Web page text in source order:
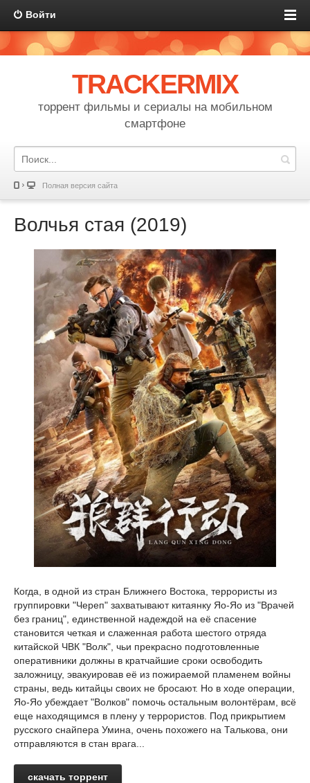
Войти
TRACKERMIX
торрент фильмы и сериалы на мобильном
смартфоне
Полная версия сайта
Волчья стая (2019)
Когда, в одной из стран Ближнего Востока, террористы из
группировки "Череп" захватывают китаянку Яо-Яо из "Врачей
без границ", единственной надеждой на её спасение
становится четкая и слаженная работа шестого отряда
китайской ЧВК "Волк", чьи прекрасно подготовленные
оперативники должны в кратчайшие сроки освободить
заложницу, эвакуировав её из пожираемой пламенем войны
страны, ведь китайцы своих не бросают. Но в ходе операции,
Яо-Яо убеждает "Волков" помочь остальным волонтёрам, всё
еще находящимся в плену у террористов. Под прикрытием
русского снайпера Умина, очень похожего на Талькова, они
отправляются в стан врага...
скачать торрент